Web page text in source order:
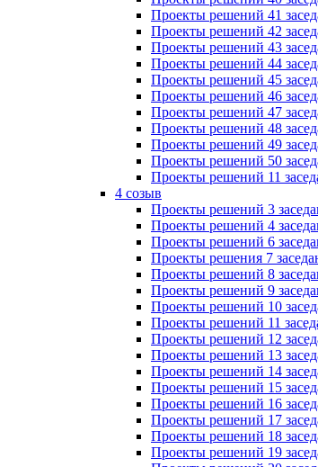
Проекты решений 41
Проекты решений 42
Проекты решений 43
Проекты решений 44
Проекты решений 45
Проекты решений 46
Проекты решений 47
Проекты решений 48
Проекты решений 49
Проекты решений 50
Проекты решений 11
4 созыв
Проекты решений 3
Проекты решений 4
Проекты решений 6
Проекты решения 7
Проекты решений 8
Проекты решений 9
Проекты решений 10
Проекты решений 11
Проекты решений 12
Проекты решений 13
Проекты решений 14
Проекты решений 15
Проекты решений 16
Проекты решений 17
Проекты решений 18
Проекты решений 19